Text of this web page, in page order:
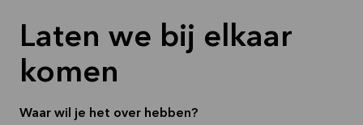
Laten we bij elkaar
komen
Waar wil je het over hebben?